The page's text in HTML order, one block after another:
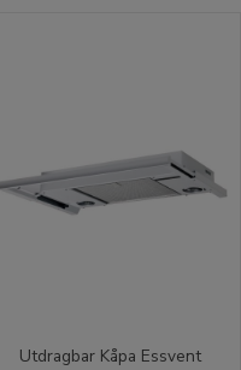
Utdragbar Kåpa Essvent